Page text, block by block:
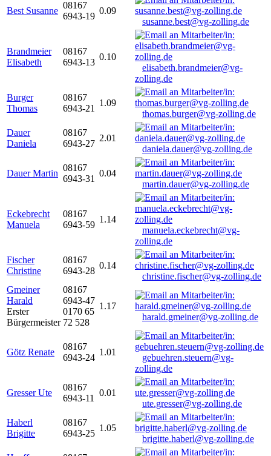
Best Susanne
08167
6943-19
0.09
susanne.best@vg-zolling.de
Brandmeier
Elisabeth
08167
6943-13
0.10
elisabeth.brandmeier@vg-
zolling.de
Burger
Thomas
08167
6943-21
1.09
thomas.burger@vg-zolling.de
Dauer
Daniela
08167
6943-27
2.01
daniela.dauer@vg-zolling.de
Dauer Martin
08167
6943-31
0.04
martin.dauer@vg-zolling.de
Eckebrecht
Manuela
08167
6943-59
1.14
manuela.eckebrecht@vg-
zolling.de
Fischer
Christine
08167
6943-28
0.14
christine.fischer@vg-zolling.de
Gmeiner
Harald
Erster
Bürgermeister
08167
6943-47
0170 65
72 528
1.17
harald.gmeiner@vg-zolling.de
Götz Renate
08167
6943-24
1.01
gebuehren.steuern@vg-
zolling.de
Gresser Ute
08167
6943-11
0.01
ute.gresser@vg-zolling.de
Haberl
Brigitte
08167
6943-25
1.05
brigitte.haberl@vg-zolling.de